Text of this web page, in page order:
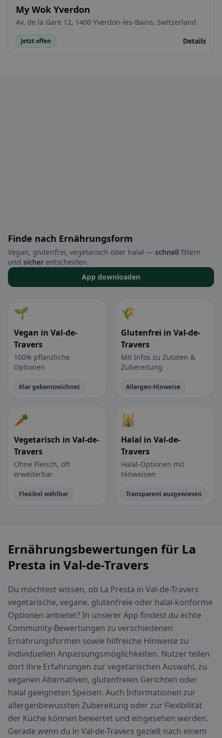
My Wok Yverdon
Av. de la Gare 12, 1400 Yverdon-les-Bains, Switzerland
Jetzt offen Details
Finde nach Ernährungsform
Vegan, glutenfrei, vegetarisch oder halal — schnell filtern
und sicher entscheiden.
App downloaden
🌱
Vegan in Val-de-
Travers
100% pflanzliche
Optionen
Klar gekennzeichnet
🌾
Glutenfrei in Val-de-
Travers
Mit Infos zu Zutaten &
Zubereitung
Allergen-Hinweise
🥕
Vegetarisch in Val-de-
Travers
Ohne Fleisch, oft
erweiterbar
Flexibel wählbar
🕌
Halal in Val-de-
Travers
Halal-Optionen mit
Hinweisen
Transparent ausgewiesen
Ernährungsbewertungen für La
Presta in Val-de-Travers
Du möchtest wissen, ob La Presta in Val-de-Travers
vegetarische, vegane, glutenfreie oder halal-konforme
Optionen anbietet? In unserer App findest du echte
Community-Bewertungen zu verschiedenen
Ernährungsformen sowie hilfreiche Hinweise zu
individuellen Anpassungsmöglichkeiten. Nutzer teilen
dort ihre Erfahrungen zur vegetarischen Auswahl, zu
veganen Alternativen, glutenfreien Gerichten oder
halal geeigneten Speisen. Auch Informationen zur
allergenbewussten Zubereitung oder zur Flexibilität
der Küche können bewertet und eingesehen werden.
Gerade wenn du in Val-de-Travers gezielt nach einem